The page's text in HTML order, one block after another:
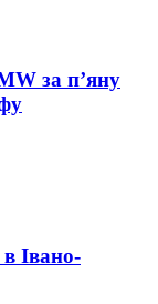
за п’яну
Івано-